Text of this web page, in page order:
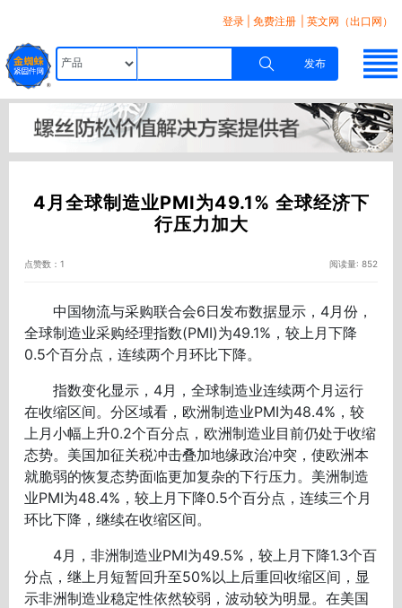
登录 免费注册 | 英文网（出口网）
发布
4月全球制造业PMI为49.1% 全球经济下
行压力加大
点赞数：1 阅读量: 852
中国物流与采购联合会6日发布数据显示，4月份，
全球制造业采购经理指数(PMI)为49.1%，较上月下降
0.5个百分点，连续两个月环比下降。
指数变化显示，4月，全球制造业连续两个月运行
在收缩区间。分区域看，欧洲制造业PMI为48.4%，较
上月小幅上升0.2个百分点，欧洲制造业目前仍处于收缩
态势。美国加征关税冲击叠加地缘政治冲突，使欧洲本
就脆弱的恢复态势面临更加复杂的下行压力。美洲制造
业PMI为48.4%，较上月下降0.5个百分点，连续三个月
环比下降，继续在收缩区间。
4月，非洲制造业PMI为49.5%，较上月下降1.3个百
分点，继上月短暂回升至50%以上后重回收缩区间，显
示非洲制造业稳定性依然较弱，波动较为明显。在美国